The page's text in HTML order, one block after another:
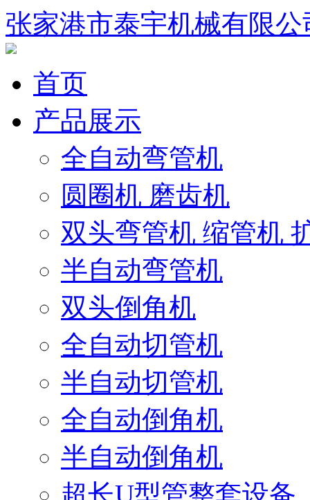
张家港市泰宇机械有限公
首页
产品展示
全自动弯管机
圆圈机 磨齿机
双头弯管机 缩管机
半自动弯管机
双头倒角机
全自动切管机
半自动切管机
全自动倒角机
半自动倒角机